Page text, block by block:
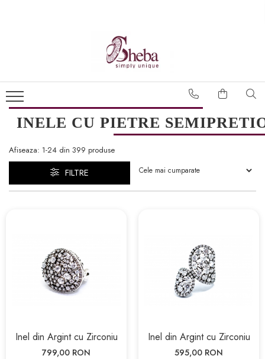
INELE CU PIETRE
Afiseaza: 1-24 din 399 produse
FILTRE
Inel din Argint cu Zirconiu
799,00 RON
Inel din Argint cu Zirconiu
595,00 RON